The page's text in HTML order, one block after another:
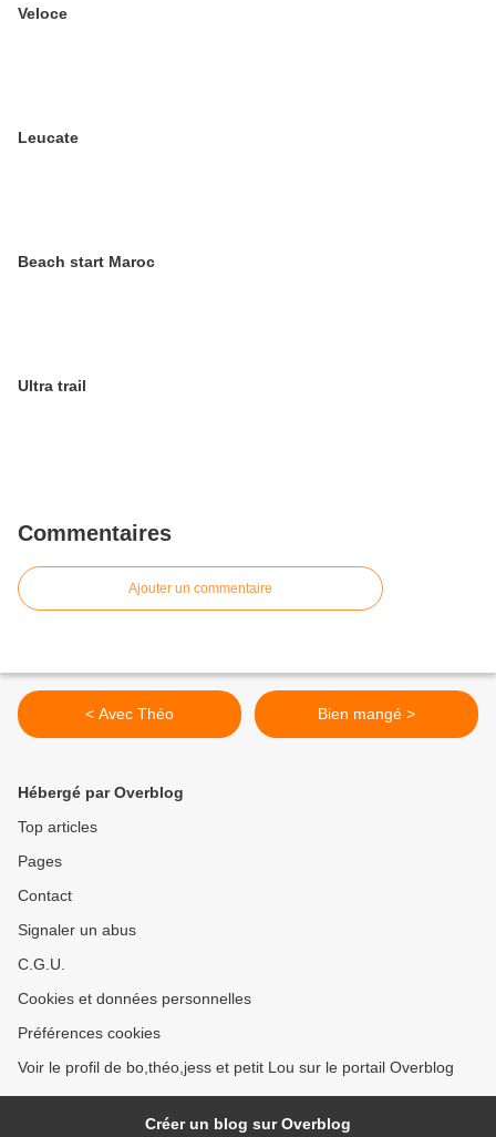
Veloce
Leucate
Beach start Maroc
Ultra trail
Commentaires
Ajouter un commentaire
< Avec Théo Bien mangé >
Hébergé par Overblog
Top articles
Pages
Contact
Signaler un abus
C.G.U.
Cookies et données personnelles
Préférences cookies
Voir le profil de bo,théo,jess et petit Lou sur le portail Overblog
Créer un blog sur Overblog